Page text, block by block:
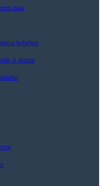
baie
bebeluși
si mame